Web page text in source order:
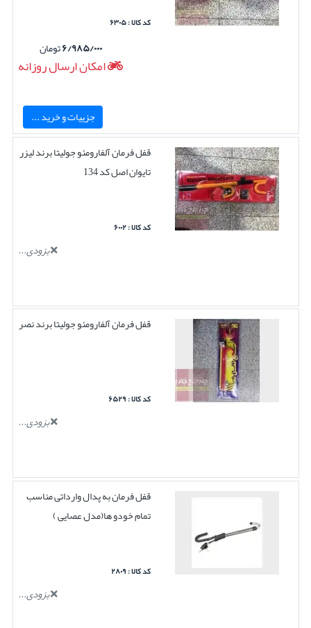
کد کالا : ۶۳۰۵
۶/۹۸۵/۰۰۰تومان
امکان ارسال روزانه
جزییات و خرید ...
قفل فرمان آلفارومئو جولیتا برند لیزر
تایوان اصل کد 134
کد کالا : ۶۰۰۲
بزودی...
قفل فرمان آلفارومئو جولیتا برند نصر
کد کالا : ۶۵۲۹
بزودی...
قفل فرمان به پدال وارداتی مناسب
تمام خودو ها(مدل عصایی )
کد کالا : ۲۸۰۹
بزودی...